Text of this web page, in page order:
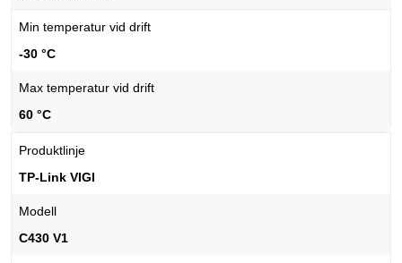
Min temperatur vid drift
-30 °C
Max temperatur vid drift
60 °C
Produktlinje
TP-Link VIGI
Modell
C430 V1